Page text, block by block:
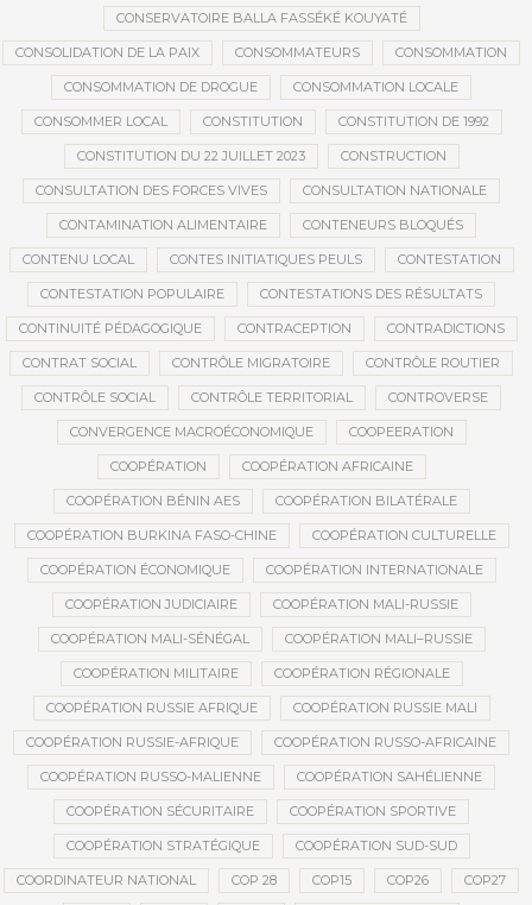
CONSERVATOIRE BALLA FASSÉKÉ KOUYATÉ
CONSOLIDATION DE LA PAIX CONSOMMATEURS CONSOMMATION
CONSOMMATION DE DROGUE CONSOMMATION LOCALE
CONSOMMER LOCAL CONSTITUTION CONSTITUTION DE 1992
CONSTITUTION DU 22 JUILLET 2023 CONSTRUCTION
CONSULTATION DES FORCES VIVES CONSULTATION NATIONALE
CONTAMINATION ALIMENTAIRE CONTENEURS BLOQUÉS
CONTENU LOCAL CONTES INITIATIQUES PEULS CONTESTATION
CONTESTATION POPULAIRE CONTESTATIONS DES RÉSULTATS
CONTINUITÉ PÉDAGOGIQUE CONTRACEPTION CONTRADICTIONS
CONTRAT SOCIAL CONTRÔLE MIGRATOIRE CONTRÔLE ROUTIER
CONTRÔLE SOCIAL CONTRÔLE TERRITORIAL CONTROVERSE
CONVERGENCE MACROÉCONOMIQUE COOPEERATION
COOPÉRATION COOPÉRATION AFRICAINE
COOPÉRATION BÉNIN AES COOPÉRATION BILATÉRALE
COOPÉRATION BURKINA FASO-CHINE COOPÉRATION CULTURELLE
COOPÉRATION ÉCONOMIQUE COOPÉRATION INTERNATIONALE
COOPÉRATION JUDICIAIRE COOPÉRATION MALI-RUSSIE
COOPÉRATION MALI-SÉNÉGAL COOPÉRATION MALI–RUSSIE
COOPÉRATION MILITAIRE COOPÉRATION RÉGIONALE
COOPÉRATION RUSSIE AFRIQUE COOPÉRATION RUSSIE MALI
COOPÉRATION RUSSIE-AFRIQUE COOPÉRATION RUSSO-AFRICAINE
COOPÉRATION RUSSO-MALIENNE COOPÉRATION SAHÉLIENNE
COOPÉRATION SÉCURITAIRE COOPÉRATION SPORTIVE
COOPÉRATION STRATÉGIQUE COOPÉRATION SUD-SUD
COORDINATEUR NATIONAL COP 28 COP15 COP26 COP27